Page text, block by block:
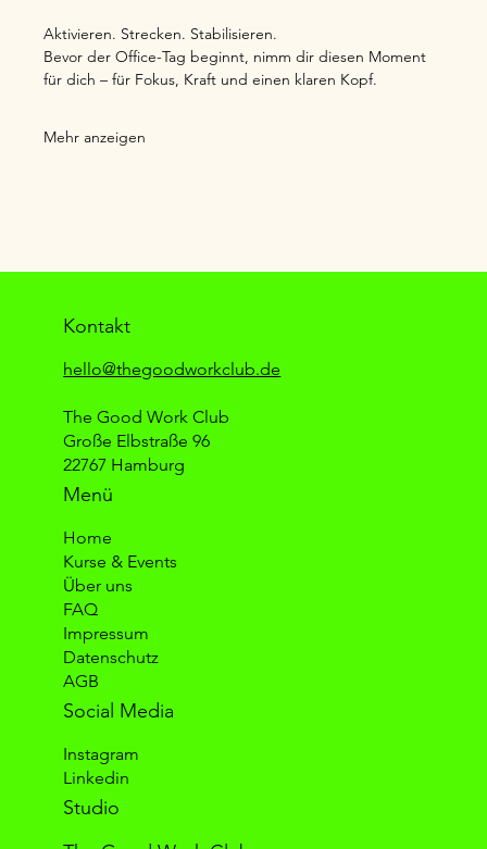
Aktivieren. Strecken. Stabilisieren.
Bevor der Office-Tag beginnt, nimm dir diesen Moment
für dich – für Fokus, Kraft und einen klaren Kopf.
Mehr anzeigen
Kontakt
hello@thegoodworkclub.de
The Good Work Club
Große Elbstraße 96
22767 Hamburg
Menü
Home
Kurse & Events
Über uns
FAQ
Impressum
Datenschutz
AGB
Social Media
Instagram
Linkedin
Studio